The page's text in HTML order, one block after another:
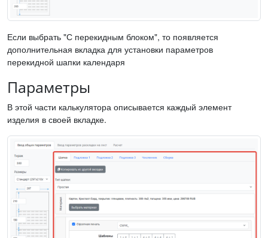
Если выбрать "С перекидным блоком", то появляется
дополнительная вкладка для установки параметров
перекидной шапки календаря
Параметры
В этой части калькулятора описывается каждый элемент
изделия в своей вкладке.